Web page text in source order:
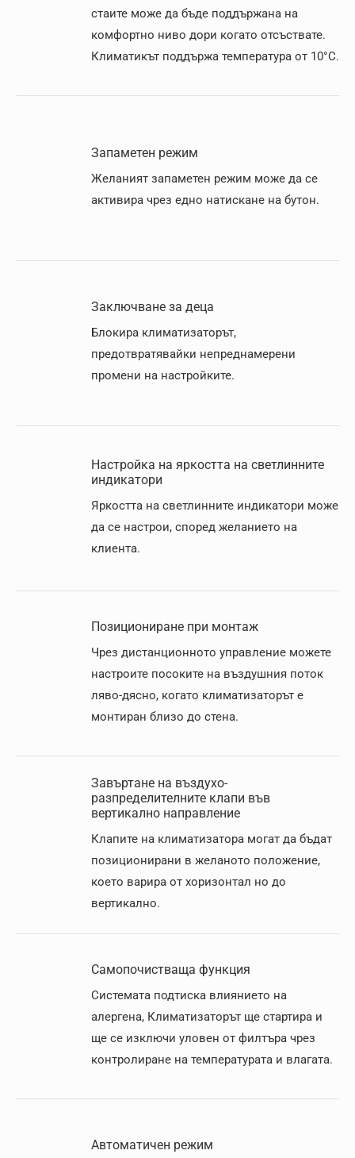
стаите може да бъде поддържана на
комфортно ниво дори когато отсъствате.
Климатикът поддържа температура от 10°C.
Запаметен режим
Желаният запаметен режим може да се
активира чрез едно натискане на бутон.
Заключване за деца
Блокира климатизаторът,
предотвратявайки непреднамерени
промени на настройките.
Настройка на яркостта на светлинните
индикатори
Яркостта на светлинните индикатори може
да се настрои, според желанието на
клиента.
Позициониране при монтаж
Чрез дистанционното управление можете
настроите посоките на въздушния поток
ляво-дясно, когато климатизаторът е
монтиран близо до стена.
Завъртане на въздухо-
разпределителните клапи във
вертикално направление
Клапите на климатизатора могат да бъдат
позиционирани в желаното положение,
което варира от хоризонтал но до
вертикално.
Самопочистваща функция
Системата подтиска влиянието на
алергена, Климатизаторът ще стартира и
ще се изключи уловен от филтъра чрез
контролиране на температурата и влагата.
Автоматичен режим